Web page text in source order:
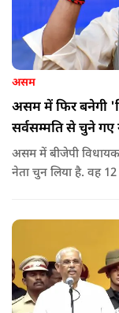
असम
असम में फिर बनेगी
सर्वसम्मति से चुने
असम में बीजेपी विधायक
नेता चुन लिया है. वह 12